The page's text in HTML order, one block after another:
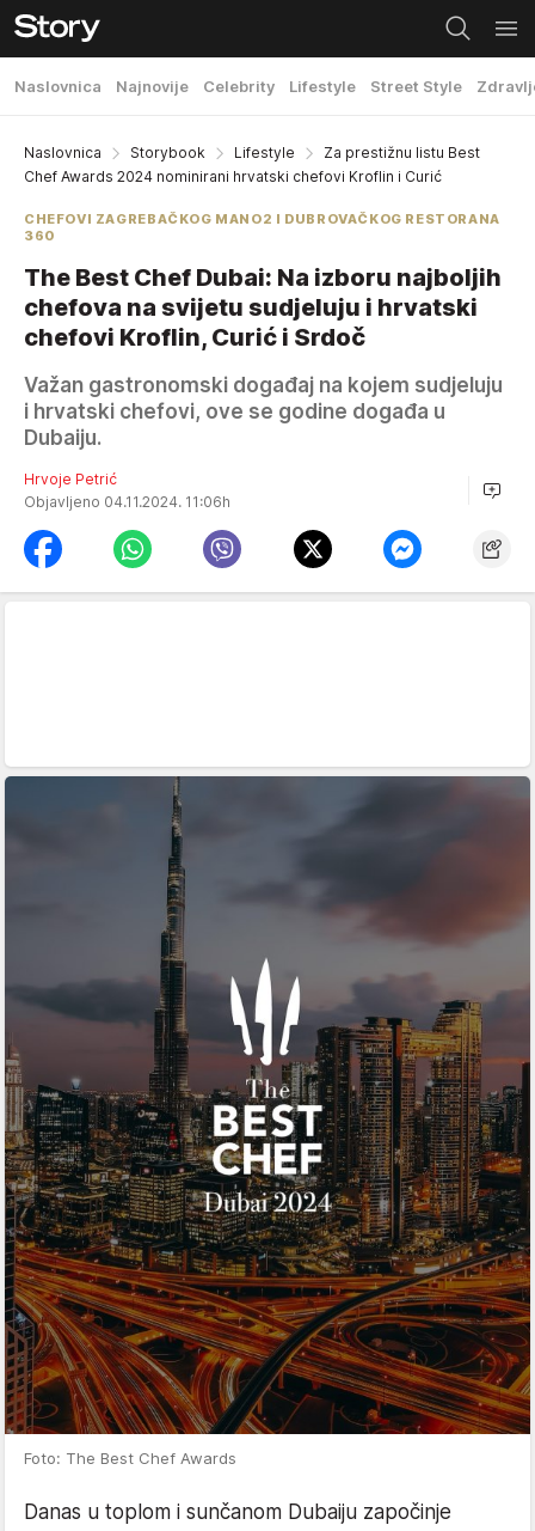
Naslovnica Najnovije Celebrity Lifestyle Street Style
Naslovnica Storybook Lifestyle
Za prestižnu listu Best
Chef Awards 2024 nominirani hrvatski chefovi Kroflin i Curić
CHEFOVI ZAGREBAČKOG MANO2 I DUBROVAČKOG RESTORANA
360
The Best Chef Dubai: Na izboru najboljih
chefova na svijetu sudjeluju i hrvatski
chefovi Kroflin, Curić i Srdoč
Važan gastronomski događaj na kojem sudjeluju
i hrvatski chefovi, ove se godine događa u
Dubaiju.
Hrvoje Petrić
Objavljeno 04.11.2024. 11:06h
Foto: The Best Chef Awards
Danas u toplom i sunčanom Dubaiju započinje